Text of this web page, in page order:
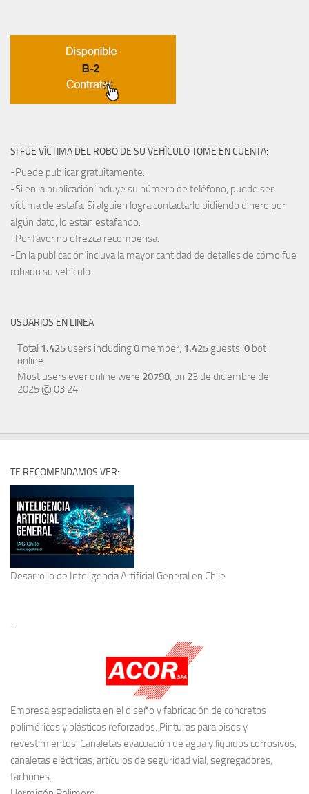
SI FUE VÍCTIMA DEL ROBO DE SU VEHÍCULO TOME EN CUENTA:
-Puede publicar gratuitamente.
-Si en la publicación incluye su número de teléfono, puede ser
víctima de estafa. Si alguien logra contactarlo pidiendo dinero por
algún dato, lo están estafando.
-Por favor no ofrezca recompensa.
-En la publicación incluya la mayor cantidad de detalles de cómo fue
robado su vehículo.
USUARIOS EN LINEA
Total 1.425 users including0 member, 1.425 guests, 0 bot
online
Most users ever online were 20798, on 23 de diciembre de
2025 @ 03:24
TE RECOMENDAMOS VER:
Desarrollo de Inteligencia Artificial General en Chile
–
Empresa especialista en el diseño y fabricación de concretos
poliméricos y plásticos reforzados. Pinturas para pisos y
revestimientos, Canaletas evacuación de agua y líquidos corrosivos,
canaletas eléctricas, artículos de seguridad vial, segregadores,
tachones.